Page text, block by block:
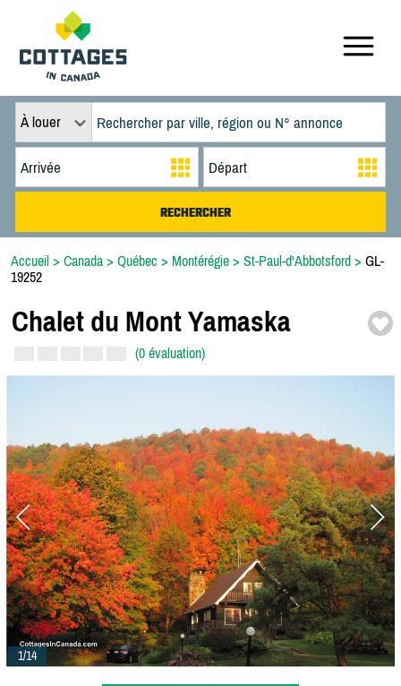
À louer
Accueil > Canada > Québec > Montérégie > St-Paul-d'Abbotsford > GL-
19252
Chalet du Mont Yamaska
(0 évaluation)
1/14